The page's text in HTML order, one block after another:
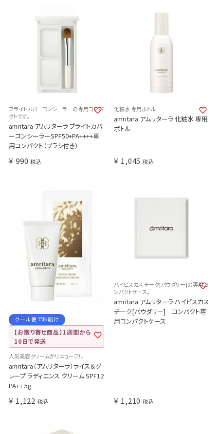
ブライトカバーコンシーラーの専用コンパ
クトです。
amritara アムリターラ ブライトカバ
ーコンシーラーSPF50+PA++++専
用コンパクト（ブラシ付き）
¥ 990 税込
化粧水 専用ボトル
amritara アムリターラ 化粧水 専用
ボトル
¥ 1,045 税込
クール便でお届け
【お取り寄せ商品】1週間から
10日で発送
人気美容クリームがリニューアル
amritara（アムリターラ）ライス＆グ
レープ ラディエンス クリーム SPF12
PA++ 5g
¥ 1,122 税込
ハイビスカス チーク[パウダリー]の専用コ
ンパクトケース。
amritara アムリターラ ハイビスカス
チーク[パウダリー] コンパクト専
用コンパクトケース
¥ 1,210 税込